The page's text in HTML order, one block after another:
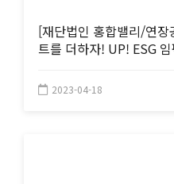
[재단법인 홍합밸리/연
트를 더하자! UP! ESG
2023-04-18